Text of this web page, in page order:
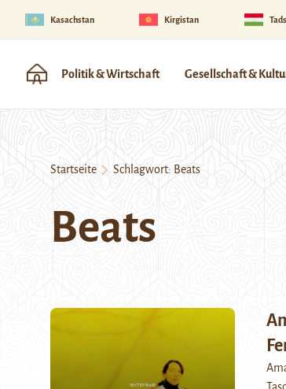
Kasachstan Kirgistan
Politik & Wirtschaft Gesellschaft &
Startseite Schlagwort: Beats
Beats